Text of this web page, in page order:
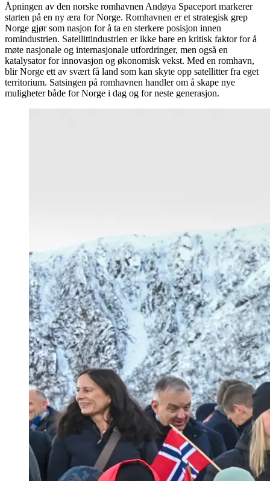
Åpningen av den norske romhavnen Andøya Spaceport markerer
starten på en ny æra for Norge. Romhavnen er et strategisk grep
Norge gjør som nasjon for å ta en sterkere posisjon innen
romindustrien. Satellittindustrien er ikke bare en kritisk faktor for å
møte nasjonale og internasjonale utfordringer, men også en
katalysator for innovasjon og økonomisk vekst. Med en romhavn,
blir Norge ett av svært få land som kan skyte opp satellitter fra eget
territorium. Satsingen på romhavnen handler om å skape nye
muligheter både for Norge i dag og for neste generasjon.